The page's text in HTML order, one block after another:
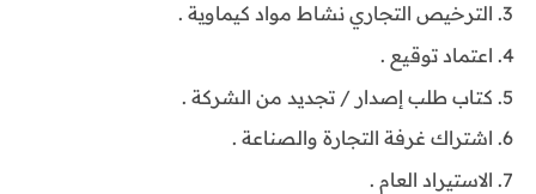
الترخيص التجاري نشاط مواد كيماوية .
اعتماد توقيع .
كتاب طلب إصدار / تجديد من الشركة .
اشتراك غرفة التجارة والصناعة .
الاستيراد العام .